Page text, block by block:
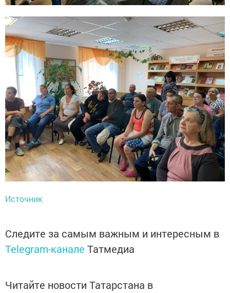
Источник
Следите за самым важным и интересным в
Telegram-канале Татмедиа
Читайте новости Татарстана в